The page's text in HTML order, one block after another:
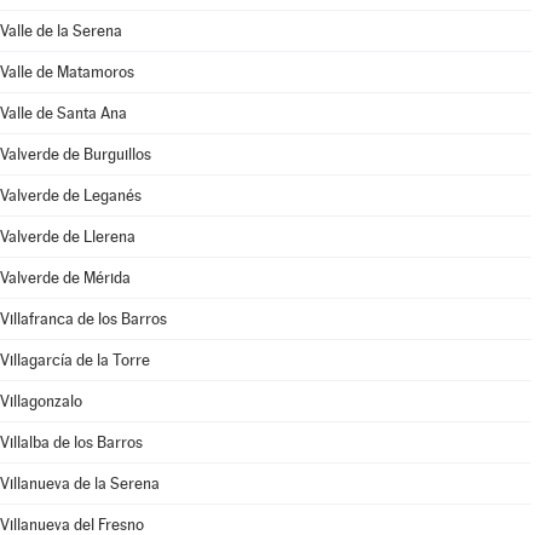
Valle de la Serena
Valle de Matamoros
Valle de Santa Ana
Valverde de Burguillos
Valverde de Leganés
Valverde de Llerena
Valverde de Mérida
Villafranca de los Barros
Villagarcía de la Torre
Villagonzalo
Villalba de los Barros
Villanueva de la Serena
Villanueva del Fresno